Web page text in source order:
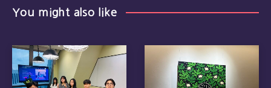
You might also like